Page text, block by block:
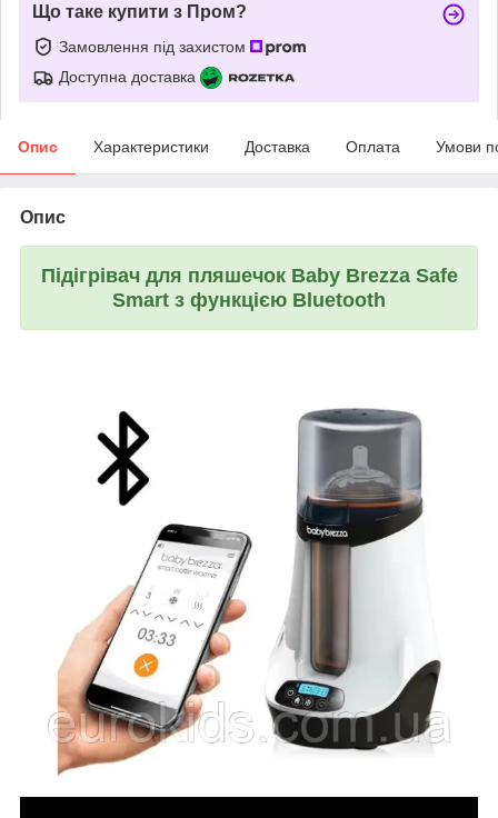
Що таке купити з Пром?
Замовлення під захистом
Доступна доставка
Опис Характеристики Доставка Оплата Умови
Опис
Підігрівач для пляшечок Baby Brezza Safe
Smart з функцією Bluetooth